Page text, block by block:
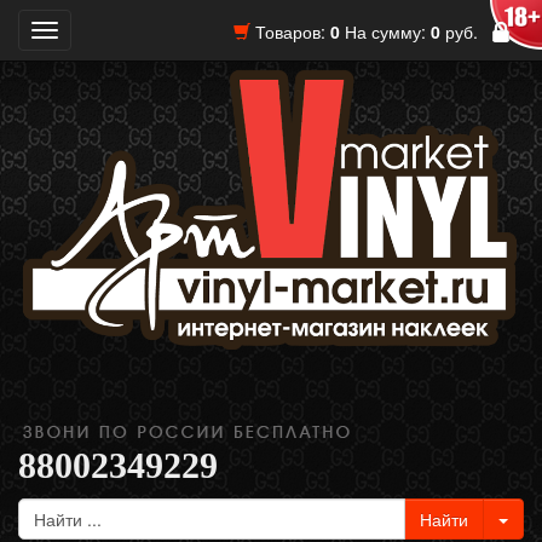
Товаров: 0 На сумму: 0 руб.
Toggle
navigation
88002349229